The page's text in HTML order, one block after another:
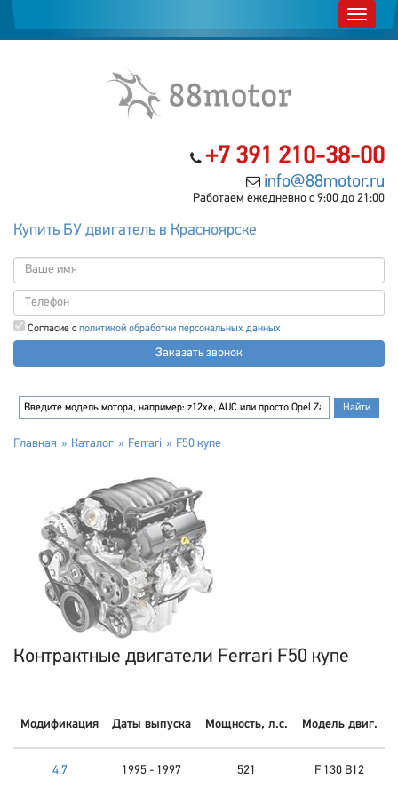
+7 391 210-38-00
info@88motor.ru
Работаем ежедневно с 9:00 до 21:00
Купить БУ двигатель в Красноярске
Согласие с политикой обработки персональных данных
Заказать звонок
Главная Каталог Ferrari F50 купе
Контрактные двигатели Ferrari F50 купе
Модификация Даты выпуска Мощность, л.с. Модель двиг.
4.7 1995 - 1997 521 F 130 B12